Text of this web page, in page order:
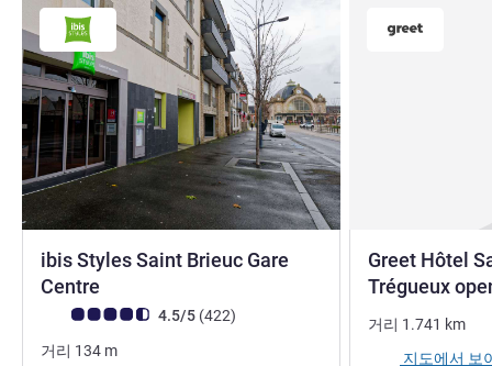
ibis Styles Saint Brieuc Gare
Centre
고객 평점 (ALL 평가)
4.5/5 (422리뷰
)
거리 134 m
Greet Hôtel
Trégueux
거리 1.741 km
지도에서 보